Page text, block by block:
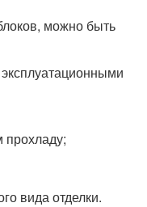
можно быть
прохладу;
вида отделки.